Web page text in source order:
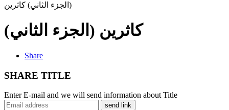
(الجزء الثاني) كاثرين
(الجزء الثاني) كاثرين
Share
SHARE TITLE
Enter E-mail and we will send information about Title
send link